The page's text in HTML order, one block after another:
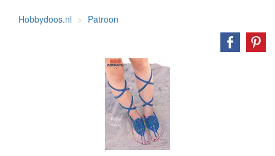
Hobbydoos.nl Patroon